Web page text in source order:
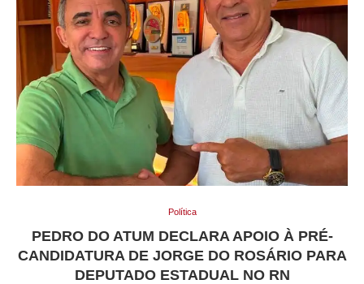
Política
PEDRO DO ATUM DECLARA APOIO À PRÉ-
CANDIDATURA DE JORGE DO ROSÁRIO PARA
DEPUTADO ESTADUAL NO RN